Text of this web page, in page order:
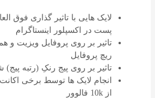
لایک هایی با تاثیر گذاری فوق
پست در اکسپلور اینستاگرام
تاثیر بر روی پروفایل ویزیت و
ریچ پروفایل
تاثیر بر روی پیج رنکِ (رتبه پیج)
انجام لایک ها توسط برخی
از 10k فالوور